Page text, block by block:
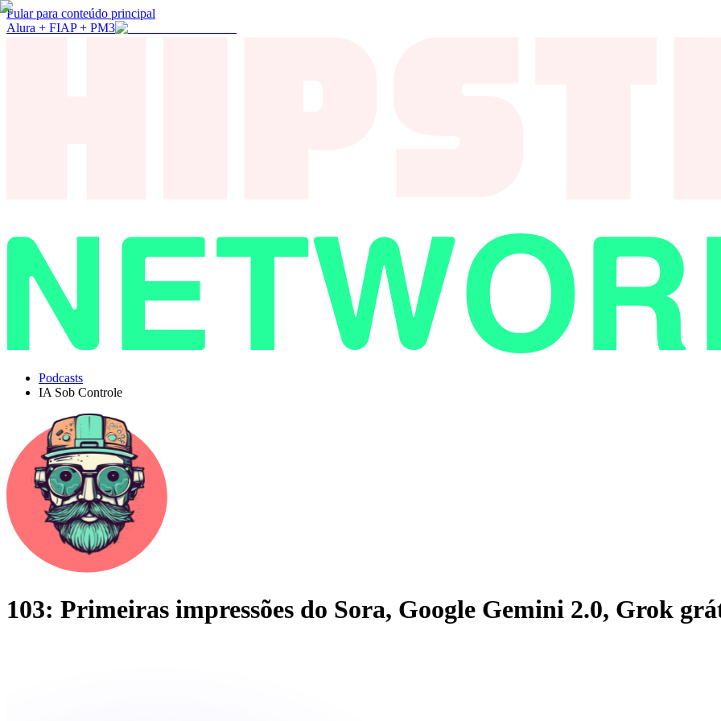
Pular para conteúdo principal
Alura + FIAP + PM3
Podcasts
IA Sob Controle
103: Primeiras impressões do Sora, Google Gemini 2.0, Grok